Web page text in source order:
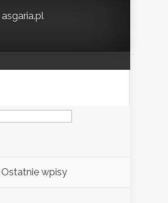
asgaria.pl
Ostatnie wpisy